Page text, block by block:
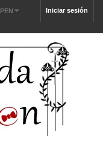
Iniciar sesión
PEN